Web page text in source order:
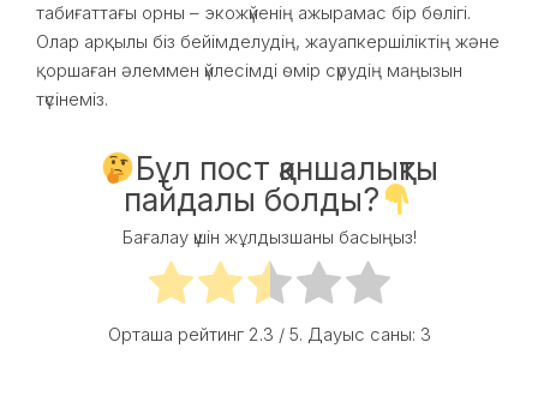
табиғаттағы орны – экожүйенің ажырамас бір бөлігі.
Олар арқылы біз бейімделудің, жауапкершіліктің және
қоршаған әлеммен үйлесімді өмір сүрудің маңызын
түсінеміз.
Бұл пост қаншалықты
пайдалы болды?
Бағалау үшін жұлдызшаны басыңыз!
Орташа рейтинг 2.3 / 5. Дауыс саны: 3